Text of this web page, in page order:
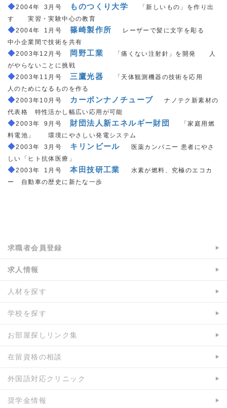
◆2004年 3月号 ものつくり大学
「新しいもの」を作り出
す 実習・実験中心の教育
◆2004年 1月号 ＿篠崎製作所
レーザーで髪に文字を彫る
中小企業間で技術を共有
◆2003年12月号 岡野工業
「痛くない注射針」を開発 人
がやらないことに挑戦
◆2003年11月号 三鷹光器
「天体観測機器の技術を応用
人のためになるものを作る
◆2003年10月号 カーボンナノチューブ
ナノテク新素材の
代表格 特性活かし幅広い応用が可能
◆2003年 9月号 財団法人新エネルギー財団
「家庭用燃
料電池」 環境にやさしい発電システム
◆2003年 3月号 キリンビール
医薬カンパニー 患者にやさ
しい「ヒト抗体医療」
◆2003年 1月号 ＿本田技研工業
水素が燃料、究極のエコカ
ー 自動車の歴史に新たな一歩
求職者会員登録
求人情報
人材を探す
学校を探す
お部屋探しリンク集
在留資格の相談
外国語対応クリニック
奨学金情報